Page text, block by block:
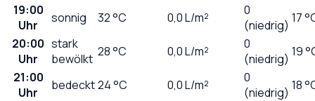
19:00
Uhr
sonnig 32°C 0,0L/m²
0
(niedrig) 17
20:00
Uhr
stark
bewölkt 28°C 0,0L/m²
0
(niedrig) 19
21:00
Uhr
bedeckt24°C 0,0L/m²
0
(niedrig) 18